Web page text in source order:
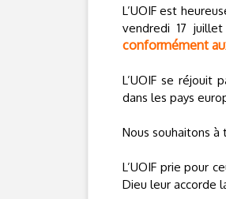
L’UOIF est
vendredi 17
conformément
L’UOIF se réjouit
dans les pays
Nous souhaitons
L’UOIF prie pour
Dieu leur accorde